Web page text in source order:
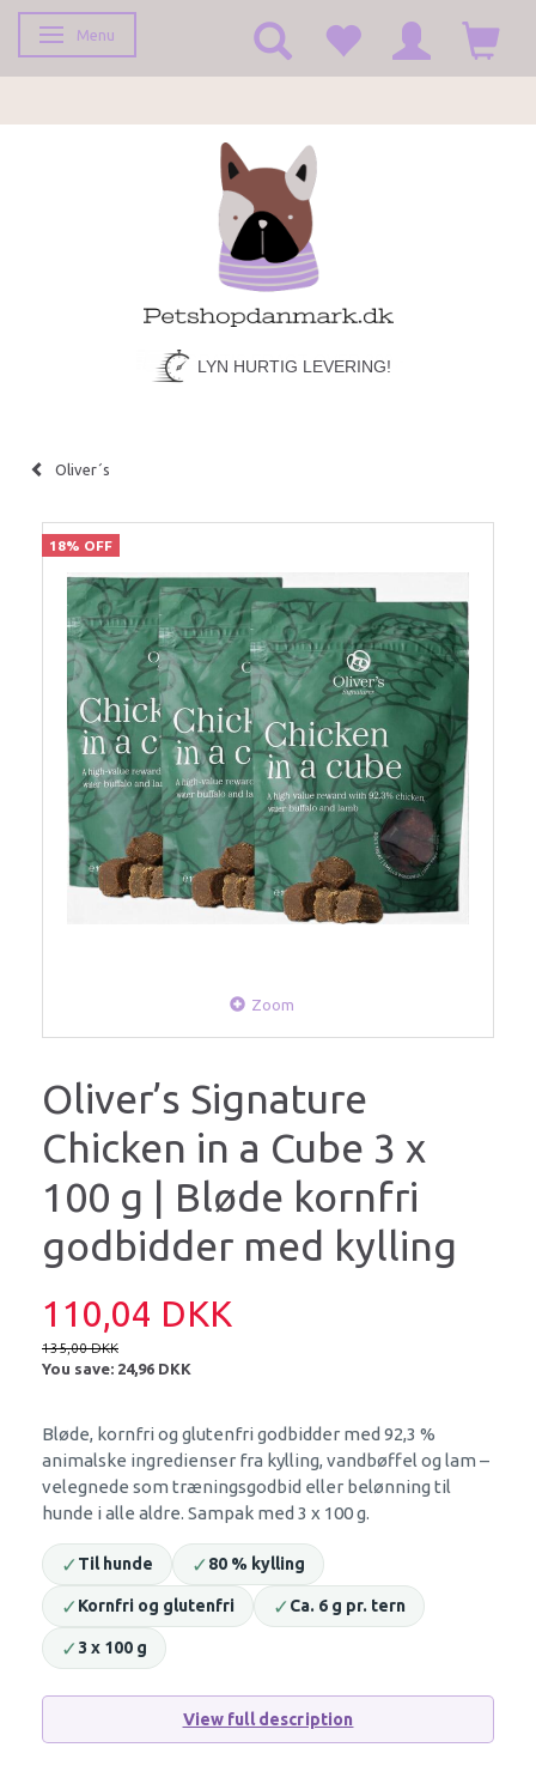
Toggle navigation
Menu
LYN HURTIG LEVERING!
Oliver´s
18% OFF
Zoom
Oliver’s Signature
Chicken in a Cube 3 x
100 g | Bløde kornfri
godbidder med kylling
110,04 DKK
135,00 DKK
You save: 24,96 DKK
Bløde, kornfri og glutenfri godbidder med 92,3 %
animalske ingredienser fra kylling, vandbøffel og lam –
velegnede som træningsgodbid eller belønning til
hunde i alle aldre. Sampak med 3 x 100 g.
✓Til hunde ✓80 % kylling
✓Kornfri og glutenfri ✓Ca. 6 g pr. tern
✓3 x 100 g
View full description